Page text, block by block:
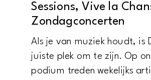
Sessions, Vive la
Zondagconcerten
Als je van muziek houdt, is
juiste plek om te zijn. Op
podium treden wekelijks